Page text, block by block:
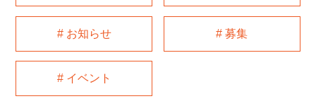
# お知らせ # 募集
# イベント